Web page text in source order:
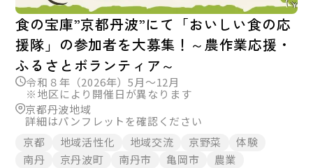
食の宝庫”京都丹波”にて「おいしい食の応
援隊」の参加者を大募集！～農作業応援・
ふるさとボランティア～
令和８年（2026年）5月～12月
※地区により開催日が異なります
京都丹波地域
詳細はパンフレットを確認ください
京都
地域活性化 地域交流 京野菜
体験
南丹
京丹波町 南丹市 亀岡市
農業